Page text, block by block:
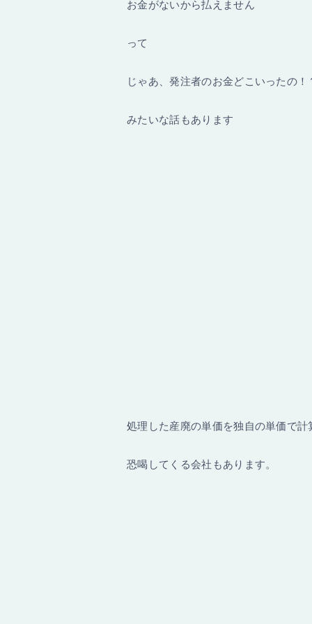
お金がないから払えません
って
じゃあ、発注者のお金どこいったの！
みたいな話もあります
処理した産廃の単価を独自の単価で計
恐喝してくる会社もあります。